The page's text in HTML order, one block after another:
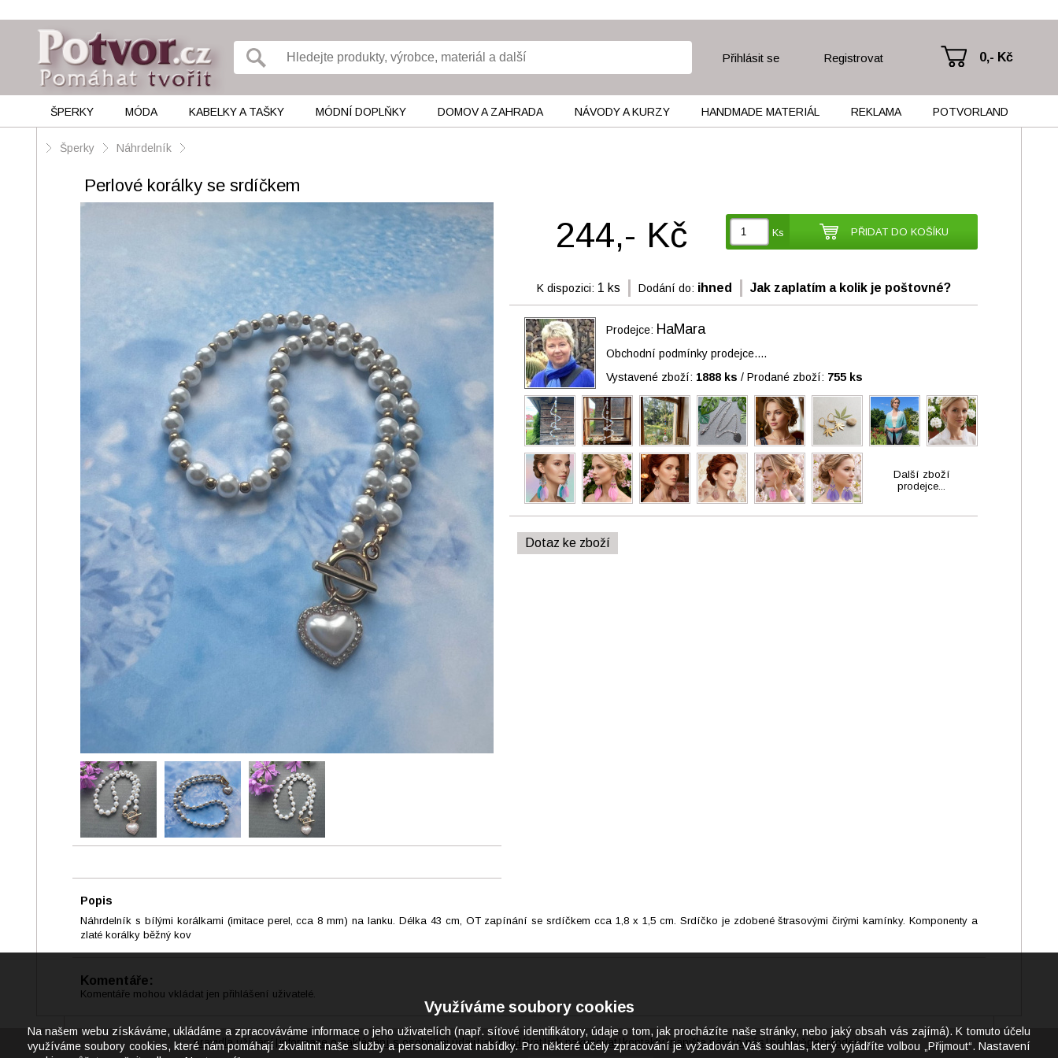
Přihlásit se Registrovat 0,- Kč
ŠPERKY MÓDA KABELKY A TAŠKY MÓDNÍ DOPLŇKY DOMOV A ZAHRADA NÁVODY A KURZY HANDMADE MATERIÁL REKLAMA POTVORLAND
Šperky Náhrdelník
Perlové korálky se srdíčkem
244,- Kč Ks PŘIDAT DO KOŠÍKU
K dispozici: 1 ks Dodání do: ihned Jak zaplatím a kolik je poštovné?
Prodejce: HaMara
Obchodní podmínky prodejce....
Vystavené zboží: 1888 ks / Prodané zboží: 755 ks
Další zboží
prodejce...
Dotaz ke zboží
Popis
Náhrdelník s bílými korálkami (imitace perel, cca 8 mm) na lanku. Délka 43 cm, OT zapínání se srdíčkem cca 1,8 x 1,5 cm. Srdíčko je zdobené štrasovými čirými kamínky. Komponenty a
zlaté korálky běžný kov
Komentáře:
Komentáře mohou vkládat jen přihlášení uživatelé.
pravidla užívání informace o nakládání s osobními údaji | jak prodávat | jak nakupovat |kontakty | napište nám |o nás |nápověda|prodejci
Využíváme soubory cookies
Na našem webu získáváme, ukládáme a zpracováváme informace o jeho uživatelích (např. síťové identifikátory, údaje o tom, jak procházíte naše stránky, nebo jaký obsah vás zajímá). K tomuto účelu
využíváme soubory cookies, které nám pomáhají zkvalitnit naše služby a personalizovat nabídky. Pro některé účely zpracování je vyžadován Váš souhlas, který vyjádříte volbou „Přijmout“. Nastavení